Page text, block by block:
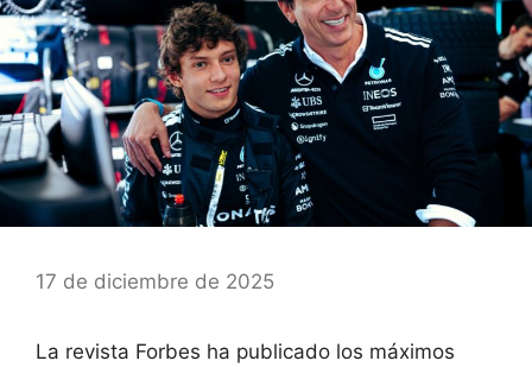
17 de diciembre de 2025
La revista Forbes ha publicado los máximos